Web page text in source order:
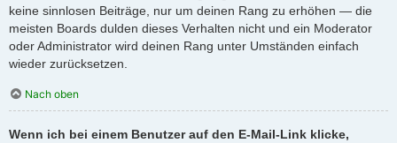
keine sinnlosen Beiträge, nur um deinen Rang zu erhöhen — die
meisten Boards dulden dieses Verhalten nicht und ein Moderator
oder Administrator wird deinen Rang unter Umständen einfach
wieder zurücksetzen.
Nach oben
Wenn ich bei einem Benutzer auf den E-Mail-Link klicke,